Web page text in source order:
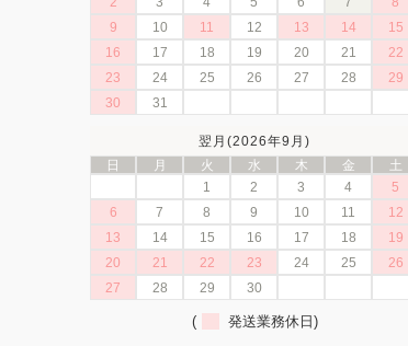
9
10 11 12 13 14
15
16
17 18 19 20 21
22
23
24 25 26 27 28
29
30
31
翌月(2026年9月)
日
月 火 水 木 金
土
1
2 3 4
5
6
7 8 9 10 11
12
13
14 15 16 17 18
19
20
21 22 23 24 25
26
27
28 29 30
( 発送業務休日)